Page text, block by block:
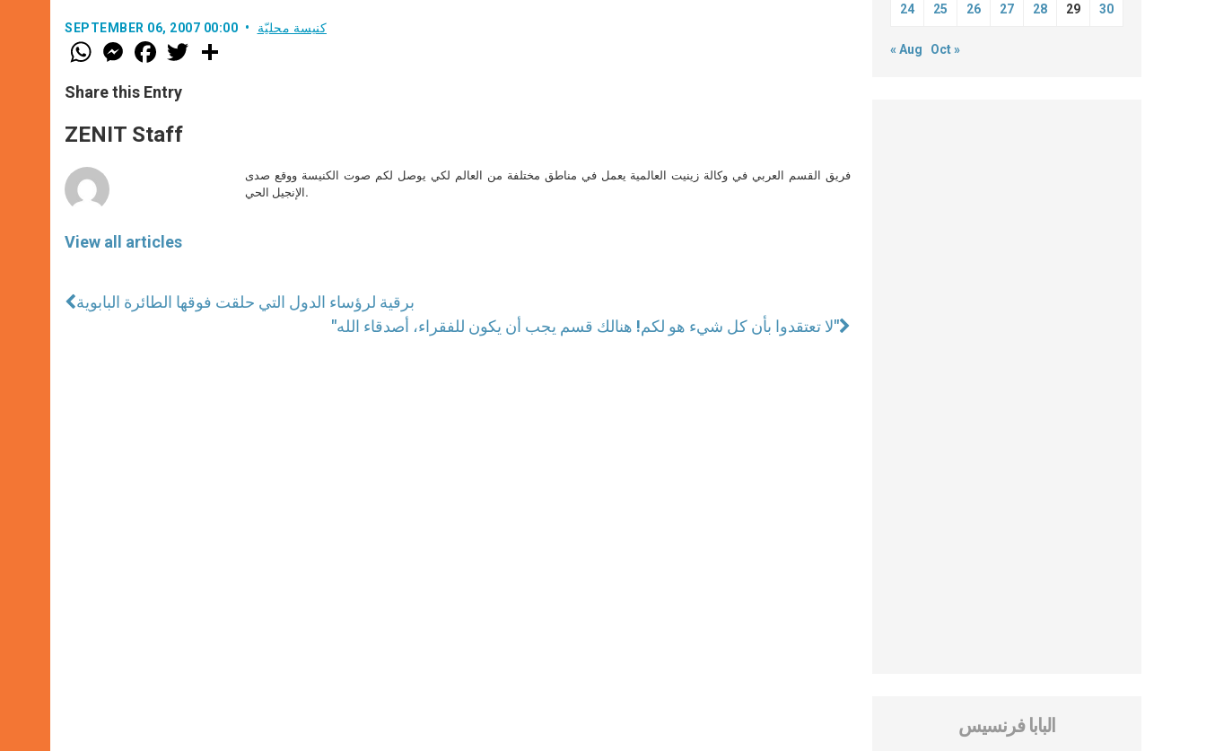
SEPTEMBER 06, 2007 00:00 كنيسة محليّة
W
h
t
s
p
p
M
e
s
e
g
e
F
a
e
b
o
k
w
Share this Entry
ZENIT Staff
View all articles
فريق القسم العربي في وكالة زينيت العالمية يعمل في مناطق مختلفة من العالم لكي يوصل لكم صوت الكنيسة ووقع صدى
الإنجيل الحي.
برقية لرؤساء الدول التي حلقت فوقها الطائرة البابوية
"لا تعتقدوا بأن كل شيء هو لكم! هنالك قسم يجب أن يكون للفقراء، أصدقاء الله"
24 25 26 27 28 29 30
« Aug Oct »
البابا فرنسيس